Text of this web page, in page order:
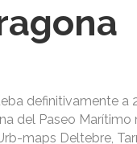
definitivamente a
del Paseo Marítimo
maps Deltebre,